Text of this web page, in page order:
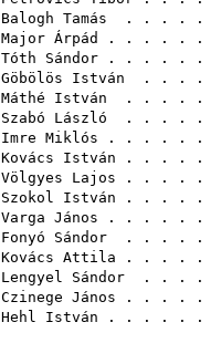
Balogh Tamás . . . . .
Major Árpád . . . . . .
Tóth Sándor . . . . . .
Göbölös István . . . .
Máthé István . . . . .
Szabó László . . . . .
Imre Miklós . . . . . .
Kovács István . . . . .
Völgyes Lajos . . . . .
Szokol István . . . . .
Varga János . . . . . .
Fonyó Sándor . . . . .
Kovács Attila . . . . .
Lengyel Sándor . . . .
Czinege János . . . . .
Hehl István . . . . . .